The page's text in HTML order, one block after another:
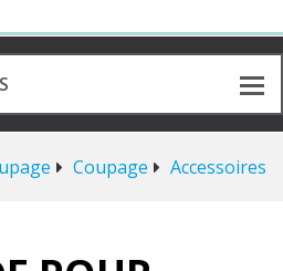
Coupage Accessoires